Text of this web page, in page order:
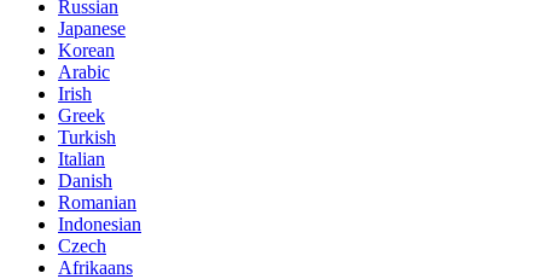
Russian
Japanese
Korean
Arabic
Irish
Greek
Turkish
Italian
Danish
Romanian
Indonesian
Czech
Afrikaans